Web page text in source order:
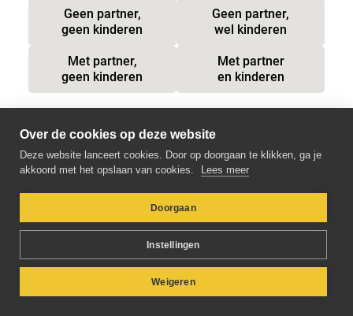
Geen partner,
geen kinderen
Geen partner,
wel kinderen
Met partner,
geen kinderen
Met partner
en kinderen
Over de cookies op deze website
Deze website lanceert cookies. Door op doorgaan te klikken, ga je
akkoord met het opslaan van cookies.
Lees meer
Doorgaan
Instellingen
Weigeren